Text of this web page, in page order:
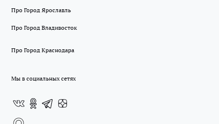
Про Город Ярославль
Про Город Владивосток
Про Город Краснодара
Мы в социальных сетях